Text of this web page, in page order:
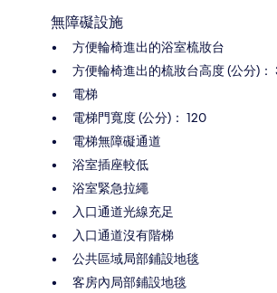
無障礙設施
方便輪椅進出的浴室梳妝台
方便輪椅進出的梳妝台高度 (公分)：
電梯
電梯門寬度 (公分)： 120
電梯無障礙通道
浴室插座較低
浴室緊急拉繩
入口通道光線充足
入口通道沒有階梯
公共區域局部鋪設地毯
客房內局部鋪設地毯